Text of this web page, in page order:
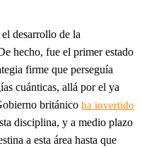
desarrollo de la
hecho, fue el primer estado
firme que perseguía
cuánticas, allá por el ya
británico ha invertido
disciplina, y a medio plazo
a esta área hasta que